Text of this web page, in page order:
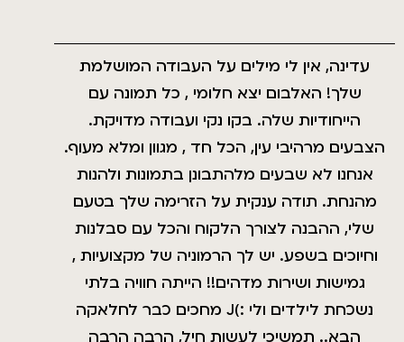
עדינה, אין לי מילים על העבודה המושלמת
שלך! האלבום יצא חלומי , כל תמונה עם
הייחודיות שלה. בקו נקי ועבודה מדויקת.
הצבעים מרהיבי עין, הכל חד , מגוון ומלא מעוף.
אנחנו לא שבעים מלהתבונן בתמונות ולהנות
מהנחת. תודה ענקית על הזרימה שלך בטעם
שלי, ההבנה לצורך הלקוח והכל עם סבלנות
וחיוכים בשפע. יש לך הרמוניה של מקצועיות ,
גמישות ושירות מדהים!! הייתה חוויה בלתי
נשכחת לילדים ולי :)J מחכים כבר לחלאקה
הבא.. תמשיכי לעשות חיל, הרבה הרבה